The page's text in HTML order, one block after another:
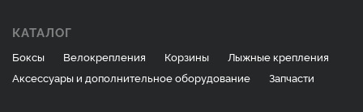
КАТАЛОГ
Боксы Велокрепления Корзины
Лыжные крепления
Аксессуары и дополнительное оборудование
Запчасти